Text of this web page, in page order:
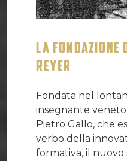
LA FONDAZIONE
REYER
Fondata nel
insegnante
Pietro Gallo, che
verbo della
formativa, il nuovo